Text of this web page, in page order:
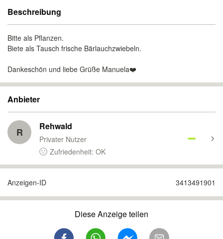
Beschreibung
Bitte als Pflanzen.
Biete als Tausch frische Bärlauchzwiebeln.
Dankeschön und liebe Grüße Manuela❤️
Anbieter
R Rehwald
Privater Nutzer
Zufriedenheit: OK
Anzeigen-ID 3413491901
Diese Anzeige teilen